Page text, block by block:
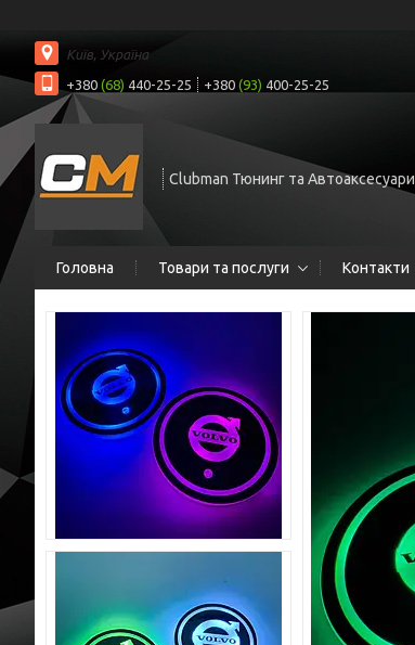
Київ, Україна
+380 (68) 440-25-25 +380 (93) 400-25-25
Clubman Тюнинг та Автоаксесуари
Головна Товари та послуги Контакти